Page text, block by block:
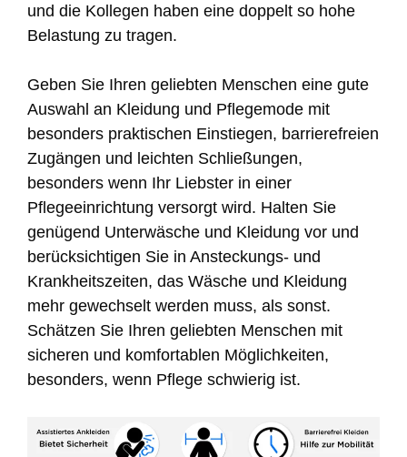
und die Kollegen haben eine doppelt so hohe
Belastung zu tragen.
Geben Sie Ihren geliebten Menschen eine gute
Auswahl an Kleidung und Pflegemode mit
besonders praktischen Einstiegen, barrierefreien
Zugängen und leichten Schließungen,
besonders wenn Ihr Liebster in einer
Pflegeeinrichtung versorgt wird. Halten Sie
genügend Unterwäsche und Kleidung vor und
berücksichtigen Sie in Ansteckungs- und
Krankheitszeiten, das Wäsche und Kleidung
mehr gewechselt werden muss, als sonst.
Schätzen Sie Ihren geliebten Menschen mit
sicheren und komfortablen Möglichkeiten,
besonders, wenn Pflege schwierig ist.